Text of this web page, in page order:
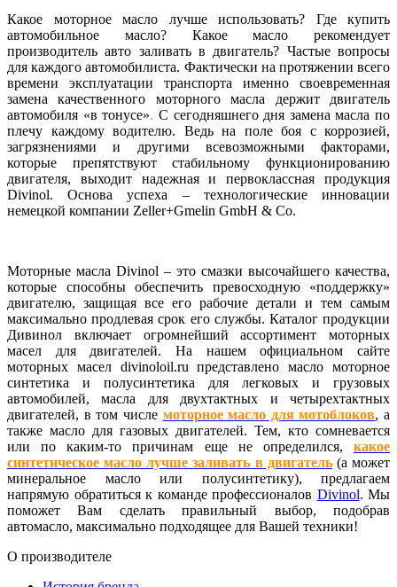
Какое моторное масло лучше использовать? Где купить
автомобильное масло? Какое масло рекомендует
производитель авто заливать в двигатель? Частые вопросы
для каждого автомобилиста. Фактически на протяжении всего
времени эксплуатации транспорта именно своевременная
замена качественного моторного масла держит двигатель
автомобиля «в тонусе». С сегодняшнего дня замена масла по
плечу каждому водителю. Ведь на поле боя с коррозией,
загрязнениями и другими всевозможными факторами,
которые препятствуют стабильному функционированию
двигателя, выходит надежная и первоклассная продукция
Divinol. Основа успеха – технологические инновации
немецкой компании Zeller+Gmelin GmbH & Co.
Моторные масла Divinol – это смазки высочайшего качества,
которые способны обеспечить превосходную «поддержку»
двигателю, защищая все его рабочие детали и тем самым
максимально продлевая срок его службы. Каталог продукции
Дивинол включает огромнейший ассортимент моторных
масел для двигателей. На нашем официальном сайте
моторных масел divinoloil.ru представлено масло моторное
синтетика и полусинтетика для легковых и грузовых
автомобилей, масла для двухтактных и четырехтактных
двигателей, в том числе моторное масло для мотоблоков, а
также масло для газовых двигателей. Тем, кто сомневается
или по каким-то причинам еще не определился, какое
синтетическое масло лучше заливать в двигатель(а может
минеральное масло или полусинтетику), предлагаем
напрямую обратиться к команде профессионалов Divinol. Мы
поможет Вам сделать правильный выбор, подобрав
автомасло, максимально подходящее для Вашей техники!
О производителе